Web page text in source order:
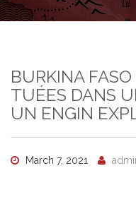
BURKINA
TUÉES DANS
UN ENGIN
March 7, 2021